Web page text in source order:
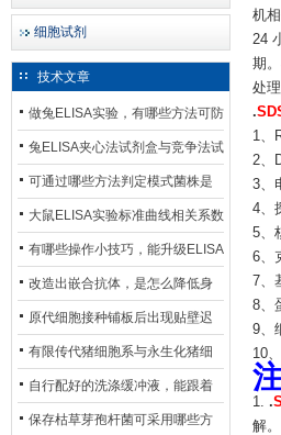
细胞试剂
技术文章
做兔ELISA实验，有哪些方法可防
止平台效应发生？
兔ELISA夹心法试剂盒与竞争法试
剂盒，适用检测场景存在哪些差
异？
可通过哪些方法判定模式菌株是
否存在杂菌污染？
大鼠ELISA实验标准曲线相关系数
偏低，可从哪些维度开展问题排
查？
有哪些操作小技巧，能升级ELISA
的LOD与LOQ性能？
改造出嵌合抗体，是怎么降低身
体生成抗鼠抗体（HAMA）的？
原代细胞接种铺板后出现贴壁迟
缓、悬浮细胞数量偏多的现象的
主要诱因
有限传代猪细胞系与永生化猪细
胞系，二者在增殖存活周期上有
什么区别？
自行配好的洗涤缓冲液，能跟着
试剂盒原装干粉放一处储存吗？
保存枯草芽孢杆菌可采用哪些方
机
24
期
处
.
1、
2、
3、
4、
5、
6、
7、
8、
9、
10
1. .
解。